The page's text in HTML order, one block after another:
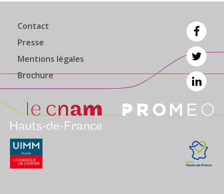
Contact
Presse
Mentions légales
Brochure